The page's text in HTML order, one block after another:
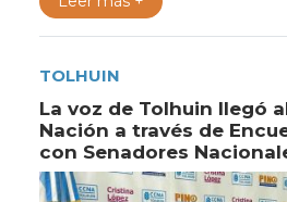
TOLHUIN
La voz de Tolhuin llegó
Nación a través de
con Senadores